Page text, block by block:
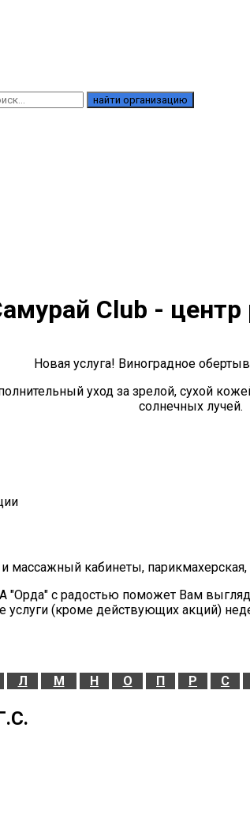
найти организацию
Club - центр
Новая услуга! Виноградное
уход за зрелой, сухой
солнечных лучей.
массажный кабинеты,
"Орда" с радостью поможет Вам
услуги (кроме действующих акций)
Л М Н О П Р С